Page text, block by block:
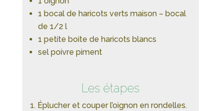
1 bocal de haricots verts maison – bocal
de 1/2 l
1 petite boite de haricots blancs
sel poivre piment
Les étapes
Éplucher et couper l’oignon en rondelles.